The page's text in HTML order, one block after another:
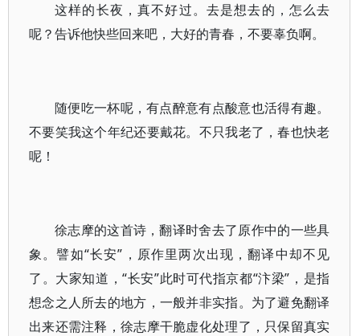
这样的长夜，真不好过。去是想去的，怎么去
呢？告诉他快些回来吧，大好的青春，不要辜负啊。
随便吃一杯呢，有点醉意有点酸意也活得有趣。
不要笑我这个年纪还要戴花。不只我老了，春也快老
呢！
徐志摩的这首诗，翻译时舍去了原作中的一些具
象。譬如“长安”，原作里两次出现，翻译中却不见
了。大家知道，“长安”此时可代指京都“汴梁”，是指
想念之人所去的地方，一般并非实指。为了避免翻译
出来还需注释，徐志摩干脆虚化处理了，只保留真实